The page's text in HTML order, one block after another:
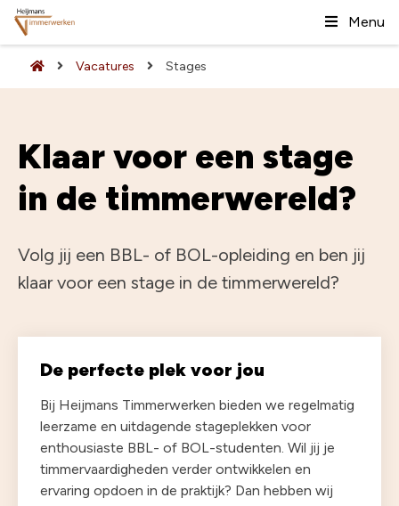
Menu
Vacatures Stages
Klaar voor een stage
in de timmerwereld?
Volg jij een BBL- of BOL-opleiding en ben jij
klaar voor een stage in de timmerwereld?
De perfecte plek voor jou
Bij Heijmans Timmerwerken bieden we regelmatig
leerzame en uitdagende stageplekken voor
enthousiaste BBL- of BOL-studenten. Wil jij je
timmervaardigheden verder ontwikkelen en
ervaring opdoen in de praktijk? Dan hebben wij